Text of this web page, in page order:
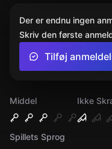
Middel
Ikke
Spillets Sprog
Der er endnu ingen
Skriv den første
Tilføj